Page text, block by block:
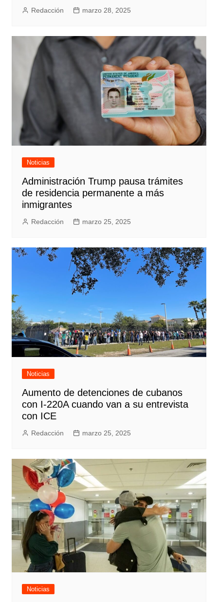
Redacción marzo 28, 2025
Noticias
Administración Trump pausa trámites
de residencia permanente a más
inmigrantes
Redacción marzo 25, 2025
Noticias
Aumento de detenciones de cubanos
con I-220A cuando van a su entrevista
con ICE
Redacción marzo 25, 2025
Noticias